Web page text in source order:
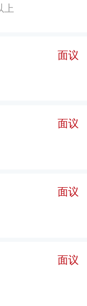
上
面议
面议
面议
面议